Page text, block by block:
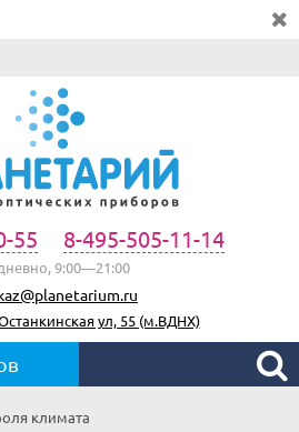
55 8-495-505-11-14
9:00—21:00
ул, 55 (м.ВДНХ)
климата